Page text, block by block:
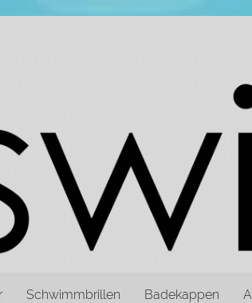
Schwimmbrillen Badekappen